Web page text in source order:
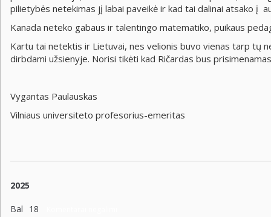
pilietybės netekimas jį labai paveikė ir kad tai dalinai atsako į
Kanada neteko gabaus ir talentingo matematiko, puikaus
Kartu tai netektis ir Lietuvai, nes velionis buvo vienas tarp tų
dirbdami užsienyje. Norisi tikėti kad Ričardas bus
Vygantas Paulauskas
Vilniaus universiteto profesorius-emeritas
2025
Bal 18